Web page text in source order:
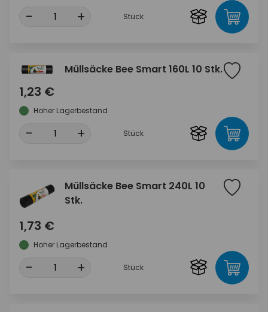
- + Stück
Müllsäcke Bee Smart 160L 10 Stk.
1,23 €
Hoher Lagerbestand
- + Stück
Müllsäcke Bee Smart 240L 10
Stk.
1,73 €
Hoher Lagerbestand
- + Stück